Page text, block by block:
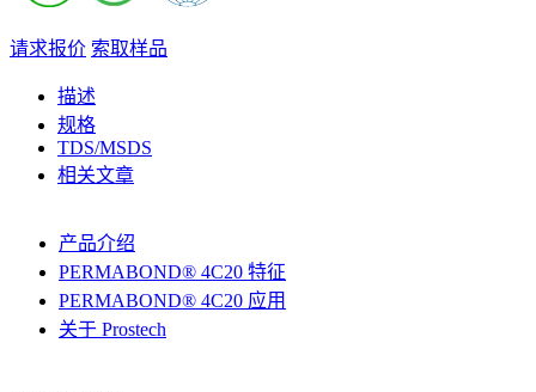
请求报价 索取样品
描述
规格
TDS/MSDS
相关文章
产品介绍
PERMABOND® 4C20 特征
PERMABOND® 4C20 应用
关于 Prostech